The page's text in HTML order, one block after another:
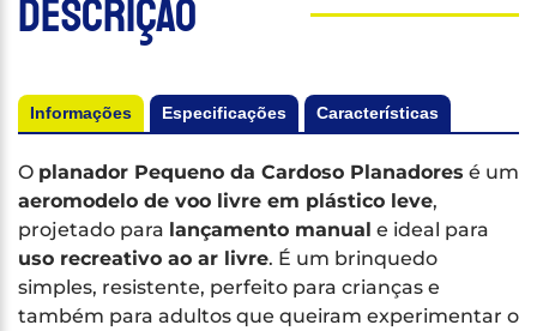
Descrição
Informações Especificações Características
O planador Pequeno da Cardoso Planadores é um
aeromodelo de voo livre em plástico leve,
projetado para lançamento manual e ideal para
uso recreativo ao ar livre. É um brinquedo
simples, resistente, perfeito para crianças e
também para adultos que queiram experimentar o